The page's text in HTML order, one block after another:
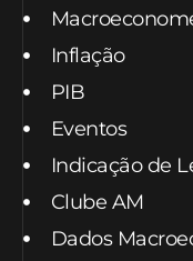
Inflação
PIB
Eventos
Indicação de
Clube AM
Dados